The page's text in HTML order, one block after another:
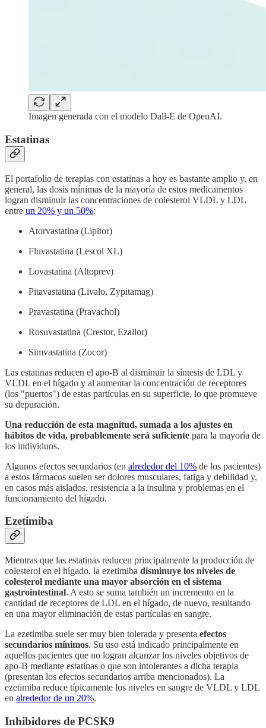
Imagen generada con el modelo Dall-E de OpenAI.
Estatinas
El portafolio de terapias con estatinas a hoy es bastante amplio y, en
general, las dosis mínimas de la mayoría de estos medicamentos
logran disminuir las concentraciones de colesterol VLDL y LDL
entre un 20% y un 50%:
Atorvastatina (Lipitor)
Fluvastatina (Lescol XL)
Lovastatina (Altoprev)
Pitavastatina (Livalo, Zypitamag)
Pravastatina (Pravachol)
Rosuvastatina (Crestor, Ezallor)
Simvastatina (Zocor)
Las estatinas reducen el apo-B al disminuir la síntesis de LDL y
VLDL en el hígado y al aumentar la concentración de receptores
(los "puertos") de estas partículas en su superficie, lo que promueve
su depuración.
Una reducción de esta magnitud, sumada a los ajustes en
hábitos de vida, probablemente será suficiente para la mayoría de
los individuos.
Algunos efectos secundarios (en alrededor del 10% de los pacientes)
a estos fármacos suelen ser dolores musculares, fatiga y debilidad y,
en casos más aislados, resistencia a la insulina y problemas en el
funcionamiento del hígado.
Ezetimiba
Mientras que las estatinas reducen principalmente la producción de
colesterol en el hígado, la ezetimiba disminuye los niveles de
colesterol mediante una mayor absorción en el sistema
gastrointestinal. A esto se suma también un incremento en la
cantidad de receptores de LDL en el hígado, de nuevo, resultando
en una mayor eliminación de estas partículas en sangre.
La ezetimiba suele ser muy bien tolerada y presenta efectos
secundarios mínimos. Su uso está indicado principalmente en
aquellos pacientes que no logran alcanzar los niveles objetivos de
apo-B mediante estatinas o que son intolerantes a dicha terapia
(presentan los efectos secundarios arriba mencionados). La
ezetimiba reduce típicamente los niveles en sangre de VLDL y LDL
en alrededor de un 20%.
Inhibidores de PCSK9